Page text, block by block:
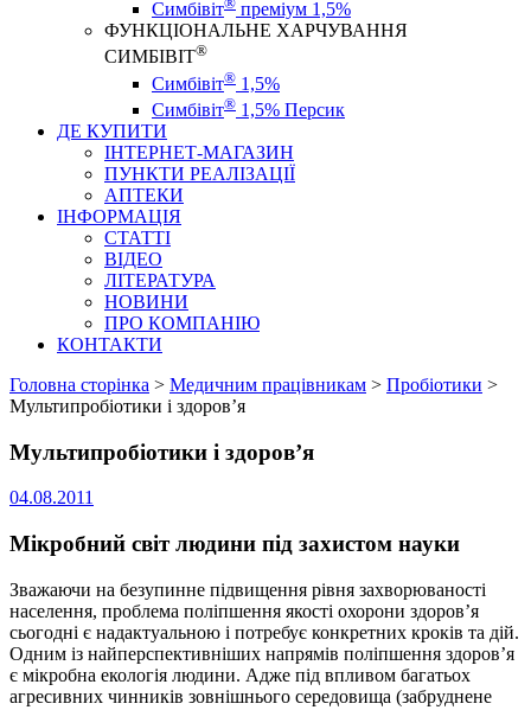
Симбівіт
преміум 1,5%
ФУНКЦІОНАЛЬНЕ ХАРЧУВАННЯ
СИМБІВІТ®
Симбівіт® 1,5%
Симбівіт® 1,5% Персик
ДЕ КУПИТИ
ІНТЕРНЕТ-МАГАЗИН
ПУНКТИ РЕАЛІЗАЦІЇ
АПТЕКИ
ІНФОРМАЦІЯ
СТАТТІ
ВІДЕО
ЛІТЕРАТУРА
НОВИНИ
ПРО КОМПАНІЮ
КОНТАКТИ
Головна сторінка > Медичним працівникам > Пробіотики >
Мультипробіотики і здоров’я
Мультипробіотики і здоров’я
04.08.2011
Мікробний світ людини під захистом науки
Зважаючи на безупинне підвищення рівня захворюваності
населення, проблема поліпшення якості охорони здоров’я
сьогодні є надактуальною і потребує конкретних кроків та дій.
Одним із найперспективніших напрямів поліпшення здоров’я
є мікробна екологія людини. Адже під впливом багатьох
агресивних чинників зовнішнього середовища (забруднене